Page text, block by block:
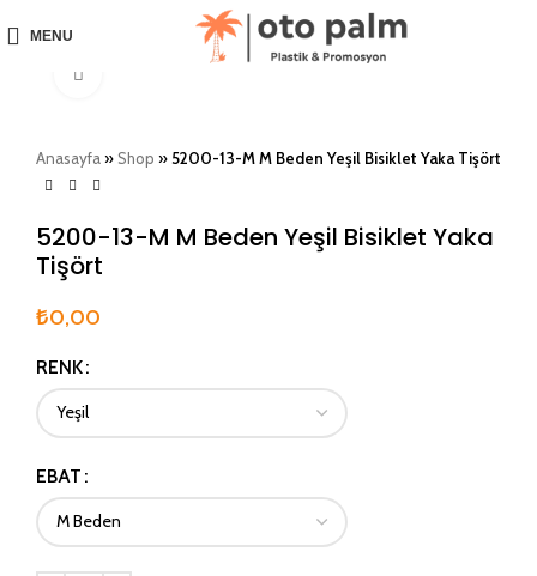
MENU
Anasayfa»Shop » 5200-13-M M Beden Yeşil Bisiklet Yaka Tişört
5200-13-M M Beden Yeşil Bisiklet Yaka
Tişört
₺0,00
RENK
EBAT